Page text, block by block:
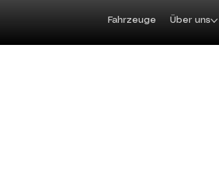
Fahrzeuge Über uns